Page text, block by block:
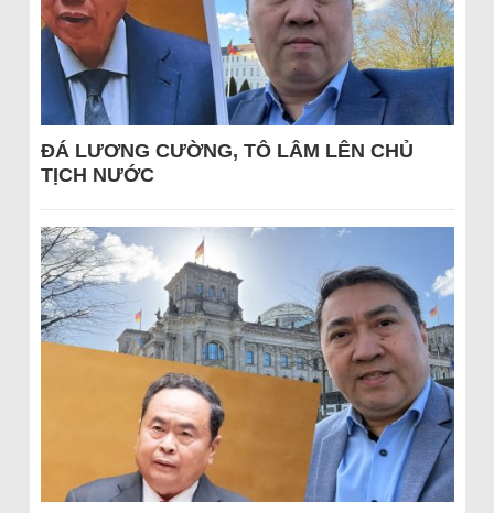
ĐÁ LƯƠNG CƯỜNG, TÔ LÂM LÊN CHỦ
TỊCH NƯỚC